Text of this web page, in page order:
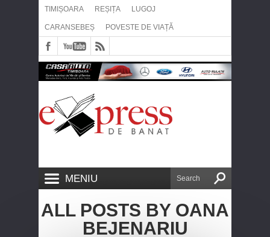
TIMIȘOARA REȘIȚA LUGOJ
CARANSEBEȘ POVESTE DE VIAȚĂ
MENIU
ALL POSTS BY OANA
BEJENARIU